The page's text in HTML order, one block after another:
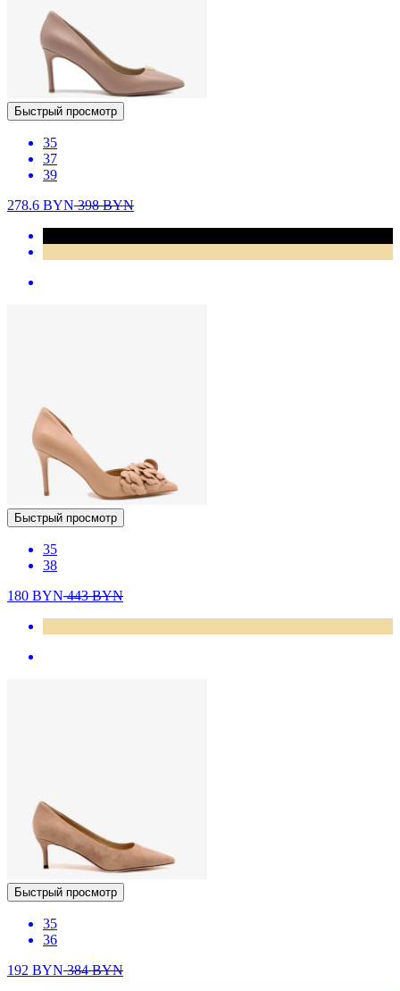
Быстрый просмотр
35
37
39
278.6 BYN398BYN
Быстрый просмотр
35
38
180 BYN443BYN
Быстрый просмотр
35
36
192 BYN384BYN